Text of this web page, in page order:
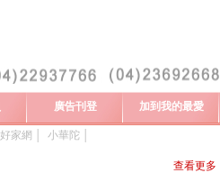
廣告刊登 加到我的最愛
好家網 小華陀
查看更多